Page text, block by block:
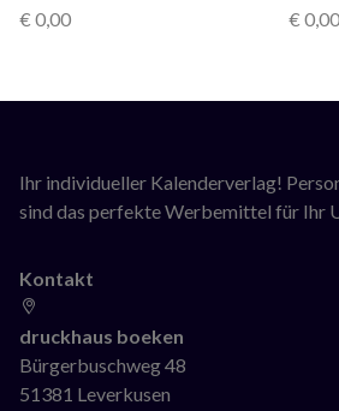
€ 0,00 € 0,00
Ihr individueller Kalenderverlag!
sind das perfekte Werbemittel für Ihr
Kontakt
druckhaus boeken
Bürgerbuschweg 48
51381 Leverkusen